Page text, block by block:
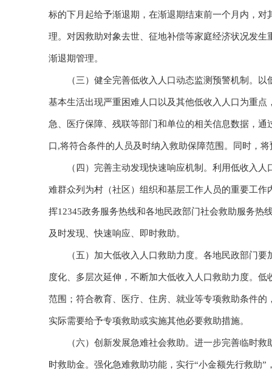
标的下月起给予渐退期，在渐退期结束前一个月内，
理。对因救助对象去世、征地补偿等家庭经济状况发
渐退期管理。
（三）健全完善低收入人口动态监测预警机制。以
基本生活出现严重困难人口以及其他低收入人口为重
急、医疗保障、残联等部门和单位的相关信息数据，
口,将符合条件的人员及时纳入救助保障范围。同时，
（四）完善主动发现快速响应机制。利用低收入人
难群众列为村（社区）组织和基层工作人员的重要工
挥12345政务服务热线和各地民政部门社会救助服务热
及时发现、快速响应、即时救助。
（五）加大低收入人口救助力度。各地民政部门要
度化、多层次延伸，不断加大低收入人口救助力度。
范围；符合教育、医疗、住房、就业等专项救助条件
实际需要给予专项救助或实施其他必要救助措施。
（六）创新发展急难社会救助。进一步完善临时救
时救助金。强化急难救助功能，实行“小金额先行救助